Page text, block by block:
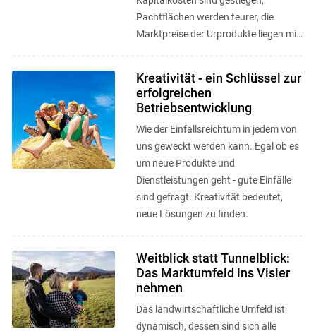
Pachtflächen werden teurer, die
Marktpreise der Urprodukte liegen mit
Kreativität - ein Schlüssel zur
erfolgreichen
Betriebsentwicklung
Wie der Einfallsreichtum in jedem von
uns geweckt werden kann. Egal ob es
um neue Produkte und
Dienstleistungen geht - gute Einfälle
sind gefragt. Kreativität bedeutet,
neue Lösungen zu finden.
Weitblick statt Tunnelblick:
Das Marktumfeld ins Visier
nehmen
Das landwirtschaftliche Umfeld ist
dynamisch, dessen sind sich alle